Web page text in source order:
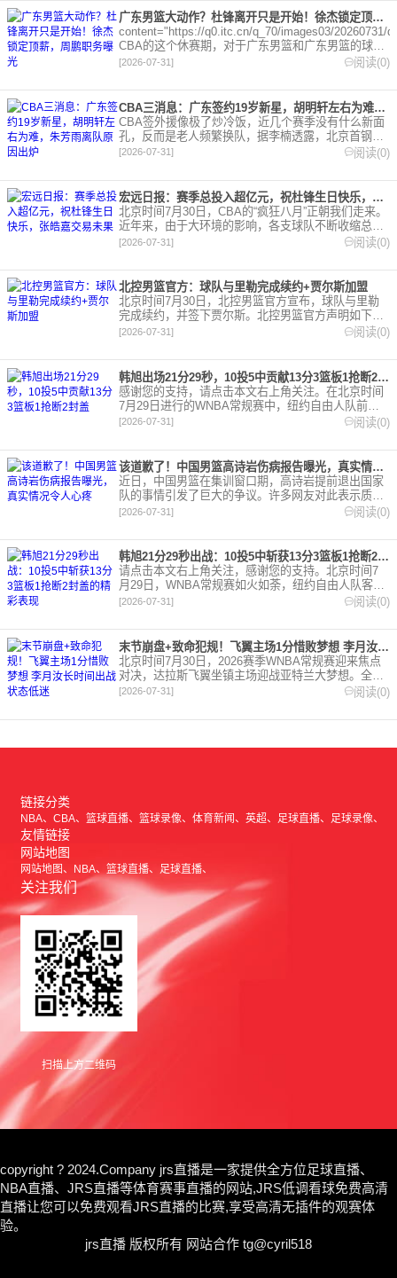
广东男篮大动作？杜锋离开只是开始！徐杰锁定顶薪，周鹏职务曝光
content="https://q0.itc.cn/q_70/images03/20260731/
CBA的这个休赛期，对于广东男篮和广东男篮的球迷
来讲，可以
[2026-07-31] 阅读(0)
CBA三消息：广东签约19岁新星，胡明轩左右为难，朱芳雨离队原因出炉
CBA签外援像极了炒冷饭，近几个赛季没有什么新面
孔，反而是老人频繁换队，据李楠透露，北京首钢有
意签约莫兰德，掐指一算这已经是他第4次更换工
[2026-07-31] 阅读(0)
宏远日报：赛季总投入超亿元，祝杜锋生日快乐，张皓嘉交易未果
北京时间7月30日，CBA的“疯狂八月”正朝我们走来。
近年来，由于大环境的影响，各支球队不断收缩总投
入，在这样的背景下，大家开始重视“投入产出比”，
[2026-07-31] 阅读(0)
北控男篮官方：球队与里勒完成续约+贾尔斯加盟
北京时间7月30日，北控男篮官方宣布，球队与里勒
完成续约，并签下贾尔斯。北控男篮官方声明如下格
兰特·里勒（Grant Riller），美国籍，1997年出生，身
[2026-07-31] 阅读(0)
韩旭出场21分29秒，10投5中贡献13分3篮板1抢断2封盖
感谢您的支持，请点击本文右上角关注。在北京时间
7月29日进行的WNBA常规赛中，纽约自由人队前往
客场挑战洛杉矶火花队。这场激烈的对决中，双方展
[2026-07-31] 阅读(0)
该道歉了！中国男篮高诗岩伤病报告曝光，真实情况令人心疼
近日，中国男篮在集训窗口期，高诗岩提前退出国家
队的事情引发了巨大的争议。许多网友对此表示质
疑，认为他是通过与教练的私人关系获取名额，并因
[2026-07-31] 阅读(0)
韩旭21分29秒出战：10投5中斩获13分3篮板1抢断2封盖的精彩表现
请点击本文右上角关注，感谢您的支持。北京时间7
月29日，WNBA常规赛如火如荼，纽约自由人队客场
挑战洛杉矶火花队。这场比赛双方都展现出强烈的进
[2026-07-31] 阅读(0)
末节崩盘+致命犯规！飞翼主场1分惜败梦想 李月汝长时间出战状态低迷
北京时间7月30日，2026赛季WNBA常规赛迎来焦点
对决，达拉斯飞翼坐镇主场迎战亚特兰大梦想。全场
比赛飞翼前三节牢牢掌控局势、手握两位数领先，却
[2026-07-31] 阅读(0)
链接分类
NBA CBA 篮球直播 篮球录像 体育新闻 英超 足球直播 足球录像
友情链接
网站地图
网站地图 NBA 篮球直播 足球直播
关注我们
扫描上方二维码
copyright ? 2024.Company jrs直播是一家提供全方位足球直播、
NBA直播、JRS直播等体育赛事直播的网站,JRS低调看球免费高清
直播让您可以免费观看JRS直播的比赛,享受高清无插件的观赛体
验。
jrs直播 版权所有 网站合作 tg@cyril518